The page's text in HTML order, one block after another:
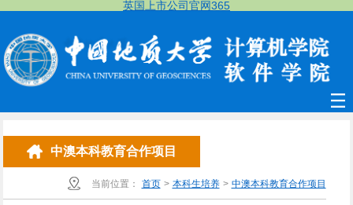
英国上市公司官网365
中澳本科教育合作项目
当前位置： 首页 > 本科生培养 > 中澳本科教育合作项目